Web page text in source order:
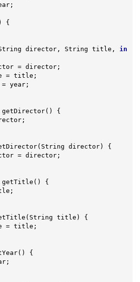
{
director, String title, in
= director;
= title;
year;
getDirector()
{
(String director)
{
= director;
getTitle ()
{
(String title)
{
= title;
()
{